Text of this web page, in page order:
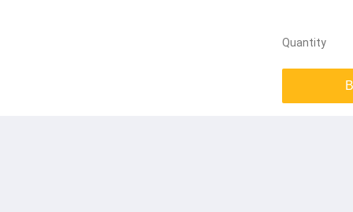
Quantity